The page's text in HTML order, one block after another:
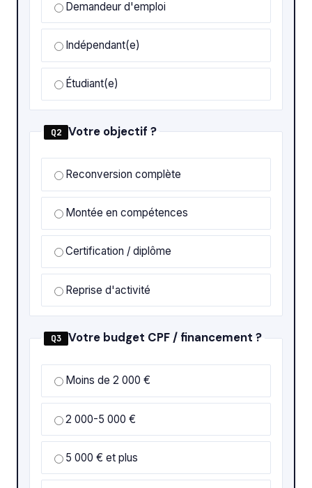
Demandeur d'emploi
Indépendant(e)
Étudiant(e)
Q2 Votre objectif ?
Reconversion complète
Montée en compétences
Certification / diplôme
Reprise d'activité
Q3 Votre budget CPF / financement ?
Moins de 2 000 €
2 000-5 000 €
5 000 € et plus